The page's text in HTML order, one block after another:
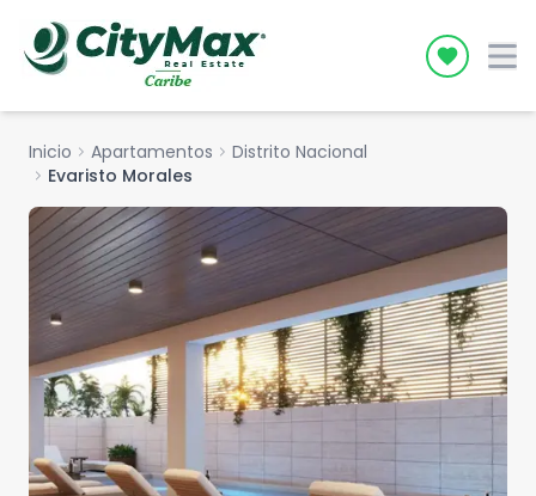
Icon
Inicio chevron_right Apartamentos chevron_right Distrito Nacional
chevron_right Evaristo Morales